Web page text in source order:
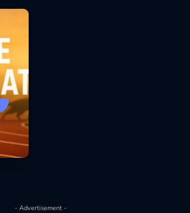
- Advertisement -